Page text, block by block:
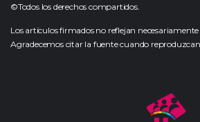
©Todos los derechos compartidos.
Los artículos firmados no reflejan
Agradecemos citar la fuente cuando